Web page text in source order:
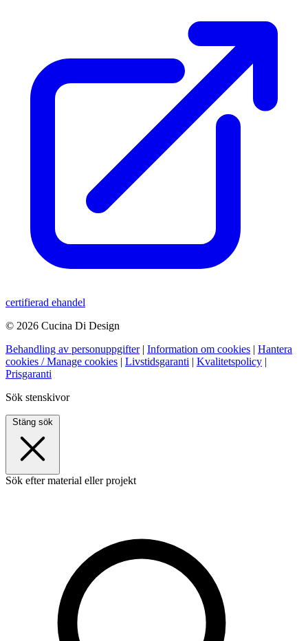
certifierad ehandel
© 2026 Cucina Di Design
Behandling av personuppgifter | Information om cookies | Hantera
cookies / Manage cookies | Livstidsgaranti | Kvalitetspolicy |
Prisgaranti
Sök stenskivor
Stäng sök
Sök efter material eller projekt